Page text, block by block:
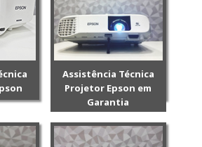
Assistência Técnica
Projetor Epson em
Garantia